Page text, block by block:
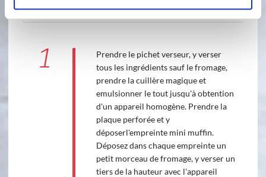
2 étapes
1
Prendre le pichet verseur, y verser
tous les ingrédients sauf le fromage,
prendre la cuillère magique et
emulsionner le tout jusqu'à obtention
d'un appareil homogène. Prendre la
plaque perforée et y
déposerl'empreinte mini muffin.
Déposez dans chaque empreinte un
petit morceau de fromage, y verser un
tiers de la hauteur avec l'appareil